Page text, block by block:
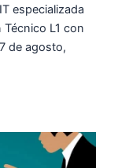
especializada
Técnico L1 con
de agosto,